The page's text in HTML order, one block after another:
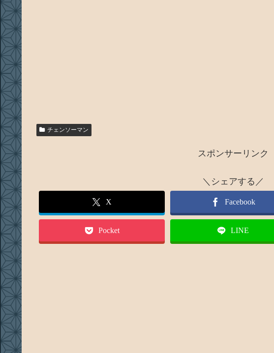
チェンソーマン
スポンサーリンク
＼シェアする／
X Facebook
Pocket LINE